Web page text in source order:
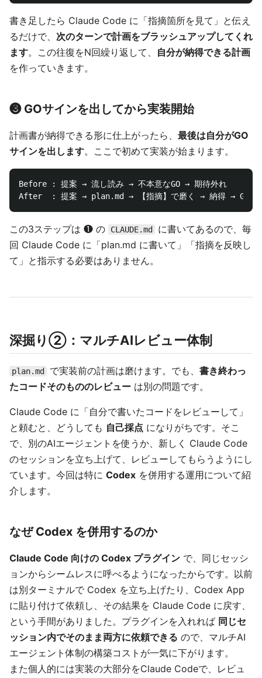
書き足したら Claude Code に「指摘箇所を見て」と伝え
るだけで、 次のターンで計画をブラッシュアップしてくれ
ます。この往復をN回繰り返して、 自分が納得できる計画
を作っていきます。
❸ GOサインを出してから実装開始
計画書が納得できる形に仕上がったら、 最後は自分がGO
サインを出します。ここで初めて実装が始まります。
Before : 提案 → 流し読み → 不本意なGO → 期待外れ
この3ステップは ❶ の CLAUDE.md
に書いてあるので、毎
回 Claude Code に「plan.md に書いて」「指摘を反映し
て」と指示する必要はありません。
深掘り②：マルチAIレビュー体制
plan.md で実装前の計画は磨けます。でも、 書き終わっ
たコードそのもののレビュー は別の問題です。
Claude Code に「自分で書いたコードをレビューして」
と頼むと、どうしても 自己採点 になりがちです。そこ
で、別のAIエージェントを使うか、新しく Claude Code
のセッションを立ち上げて、レビューしてもらうようにし
ています。今回は特に Codex を併用する運用について紹
介します。
なぜ Codex を併用するのか
Claude Code 向けの Codex プラグイン で、同じセッシ
ョンからシームレスに呼べるようになったからです。以前
は別ターミナルで Codex を立ち上げたり、Codex App
に貼り付けて依頼し、その結果を Claude Code に戻す、
という手間がありました。プラグインを入れれば 同じセ
ッション内でそのまま両方に依頼できる ので、マルチAI
エージェント体制の構築コストが一気に下がります。
また個人的には実装の大部分をClaude Codeで、レビュ